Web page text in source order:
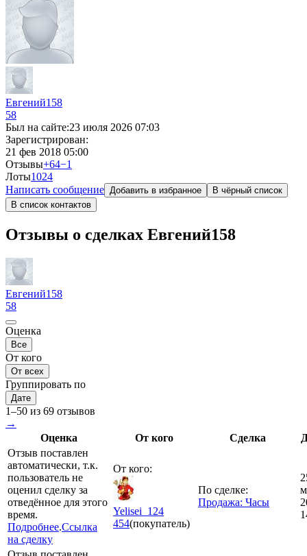
Евгений158
58
Был на сайте:23 июля 2026 07:03
Зарегистрирован:
21 фев 2018 05:00
Отзывы+64−1
Лоты1024
Написать сообщение Добавить в избранное
В чёрный список
В список контактов
Отзывы о сделках Евгений158
Евгений158
58
Оценка
Все
От кого
От всех
Группировать по
Дате
1–50 из 69 отзывов
→
Оценка
От кого Сделка
Отзыв поставлен
автоматически, т.к.
пользователь не
оценил сделку за
отведённое для этого
время.
Подробнее.Ссылка
на сделку
От кого:
Yelisei_124
454(покупатель)
По сделке:
Продажа: Часы